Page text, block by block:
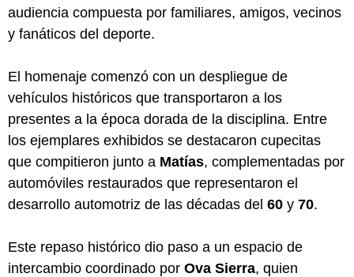
audiencia compuesta por familiares, amigos, vecinos
y fanáticos del deporte.
El homenaje comenzó con un despliegue de
vehículos históricos que transportaron a los
presentes a la época dorada de la disciplina. Entre
los ejemplares exhibidos se destacaron cupecitas
que compitieron junto a Matías, complementadas por
automóviles restaurados que representaron el
desarrollo automotriz de las décadas del 60 y 70.
Este repaso histórico dio paso a un espacio de
intercambio coordinado por Ova Sierra, quien